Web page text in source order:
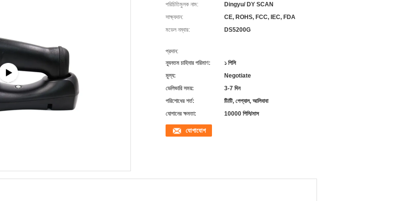
পরিচিতিমুলক নাম:
Dingyu/ DY SCAN
সাক্ষ্যদান:
CE, ROHS, FCC, IEC, FDA
মডেল নম্বার:
DS5200G
প্রদান:
ন্যূনতম চাহিদার পরিমাণ:
১ পিসি
মূল্য:
Negotiate
ডেলিভারি সময়:
3-7 দিন
পরিশোধের শর্ত:
টি/টি, পেপ্যাল, আলিবাবা
যোগানের ক্ষমতা:
10000 পিসি/মাস
যোগাযোগ